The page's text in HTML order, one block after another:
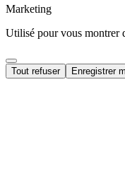
Marketing
Utilisé pour vous montrer
Tout refuser Enregistrer